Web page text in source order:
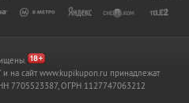
на сайт www.kupikupon.ru принадлежат
7705523387, ОГРН 1127747063212